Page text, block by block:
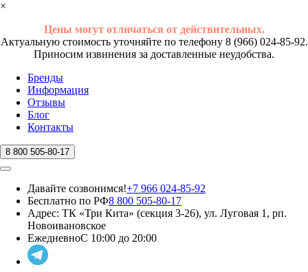
×
Цены могут отличаться от действительных.
Актуальную стоимость уточняйте по телефону 8 (966) 024-85-92.
Приносим извинения за доставленные неудобства.
Бренды
Информация
Отзывы
Блог
Контакты
8 800 505-80-17
Давайте созвонимся!+7 966 024-85-92
Бесплатно по РФ8 800 505-80-17
Адрес: ТК «Три Кита» (секция 3-26), ул. Луговая 1, рп.
Новоивановское
ЕжедневноС 10:00 до 20:00